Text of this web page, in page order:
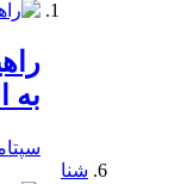
به
سپتامبر
شنا